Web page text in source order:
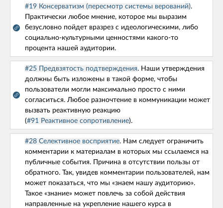
#19 Консерватизм (пересмотр системы верований).
Практически любое мнение, которое мы выразим
безусловно пойдет вразрез с идеологическими, либо
социально-культурными ценностями какого-то
процента нашей аудитории.
#25 Предвзятость подтверждения. Наши утверждения
должны быть изложены в такой форме, чтобы
пользователи могли максимально просто с ними
согласиться. Любое разночтение в коммуникации может
вызвать реактивную реакцию
(#91 Реактивное сопротивление).
#28 Селективное восприятие. Нам следует ограничить
комментарии к материалам в которых мы ссылаемся на
публичные события. Причина в отсутствии пользы от
обратного. Так, увидев комментарии пользователей, нам
может показаться, что мы «знаем нашу аудиторию».
Такое «знание» может повлечь за собой действия
направленные на укрепление нашего курса в
Сбор команды
#10. Почему пользователи жалуются на качество
нашей поддержки?
Сбор команды
#30. Какие ошибки мы допускаем в работе с
аналитическими данными по продукту?
Сбор команды
#41. Что делать если упрямство наших коллег
наносит вред рабочему процессу?
Сбор команды
#43. Что учитывать при планировании релизов
продукта?